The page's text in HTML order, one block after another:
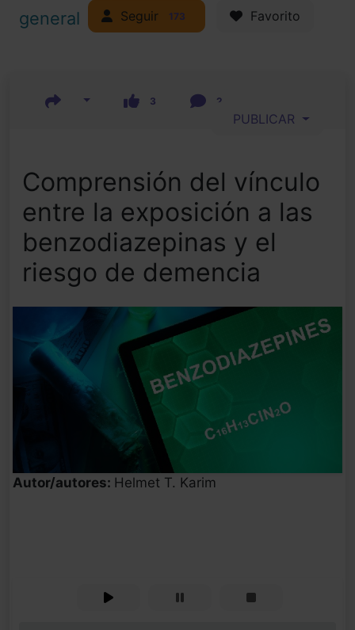
general
Seguir 173 Favorito
3 2
PUBLICAR
Comprensión del vínculo
entre la exposición a las
benzodiazepinas y el
riesgo de demencia
Autor/autores: Helmet T. Karim